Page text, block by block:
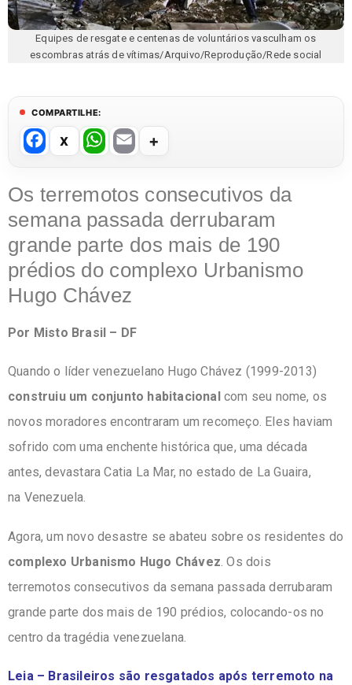
Equipes de resgate e centenas de voluntários vasculham os
escombras atrás de vítimas/Arquivo/Reprodução/Rede social
COMPARTILHE:
F
a
c
e
b
o
o
W
h
at
s
A
p
p
E
ail
Os terremotos consecutivos da
semana passada derrubaram
grande parte dos mais de 190
prédios do complexo Urbanismo
Hugo Chávez
Por Misto Brasil – DF
Quando o líder venezuelano Hugo Chávez (1999-2013)
construiu um conjunto habitacional com seu nome, os
novos moradores encontraram um recomeço. Eles haviam
sofrido com uma enchente histórica que, uma década
antes, devastara Catia La Mar, no estado de La Guaira,
na Venezuela.
Agora, um novo desastre se abateu sobre os residentes do
complexo Urbanismo Hugo Chávez. Os dois
terremotos consecutivos da semana passada derrubaram
grande parte dos mais de 190 prédios, colocando-os no
centro da tragédia venezuelana.
Leia – Brasileiros são resgatados após terremoto na